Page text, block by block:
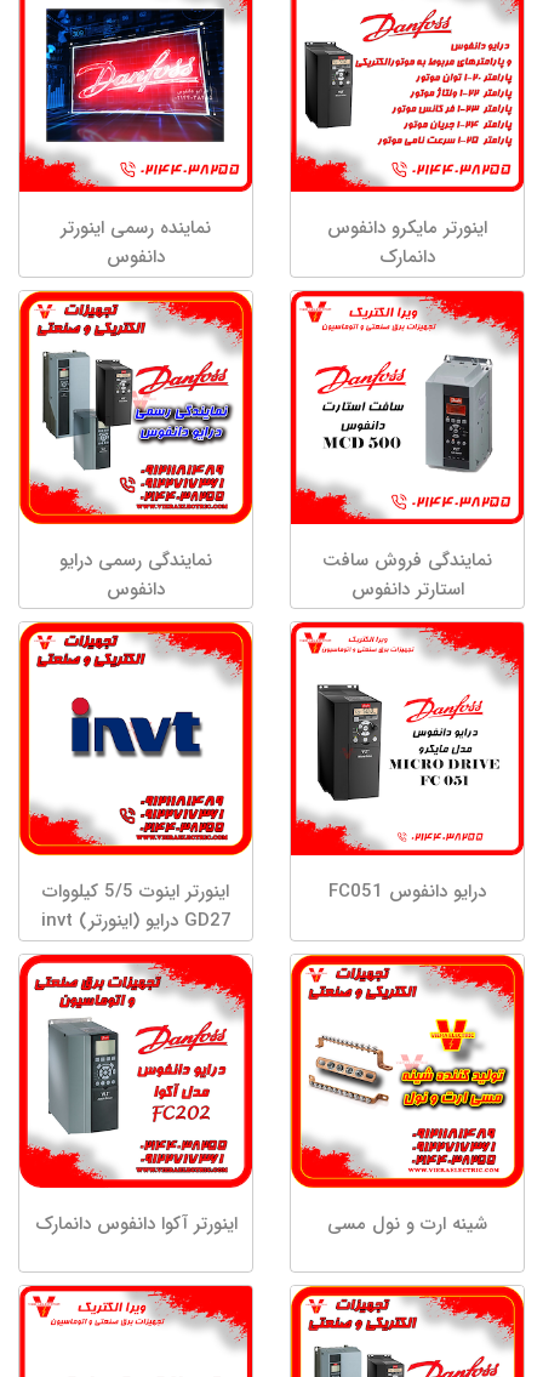
اینورتر مایکرو دانفوس
دانمارک
نماینده رسمی اینورتر
دانفوس
نمایندگی فروش سافت
استارتر دانفوس
نمایندگی رسمی درایو
دانفوس
درایو دانفوس FC051
اینورتر اینوت 5/5 کیلووات
GD27 درایو (اینورتر) invt
اینوت سه فاز توان 5.5 مدل
GD27-5R5G-4-B کاربری
فوق سنگین
شینه ارت و نول مسی اینورتر آکوا دانفوس دانمارک